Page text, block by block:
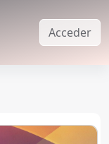
Acceder